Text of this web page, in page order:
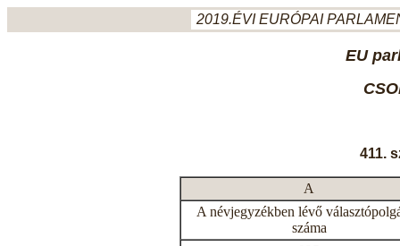
2019.ÉVI EURÓPAI
EU
411.
A
A névjegyzékben lévő
száma